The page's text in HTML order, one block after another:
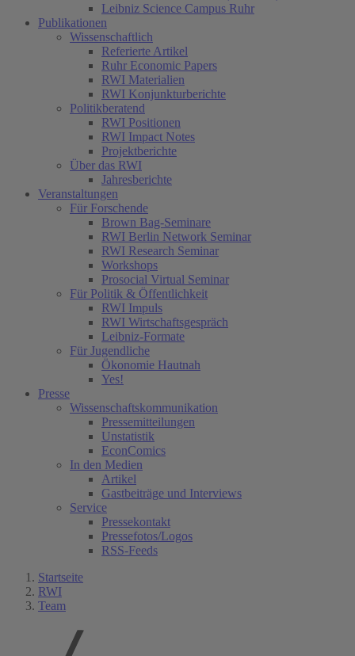
Leibniz Science Campus Ruhr
Publikationen
Wissenschaftlich
Referierte Artikel
Ruhr Economic Papers
RWI Materialien
RWI Konjunkturberichte
Politikberatend
RWI Positionen
RWI Impact Notes
Projektberichte
Über das RWI
Jahresberichte
Veranstaltungen
Für Forschende
Brown Bag-Seminare
RWI Berlin Network Seminar
RWI Research Seminar
Workshops
Prosocial Virtual Seminar
Für Politik & Öffentlichkeit
RWI Impuls
RWI Wirtschaftsgespräch
Leibniz-Formate
Für Jugendliche
Ökonomie Hautnah
Yes!
Presse
Wissenschaftskommunikation
Pressemitteilungen
Unstatistik
EconComics
In den Medien
Artikel
Gastbeiträge und Interviews
Service
Pressekontakt
Pressefotos/Logos
RSS-Feeds
Startseite
RWI
Team